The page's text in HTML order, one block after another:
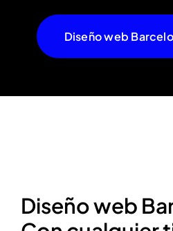
Diseño web
Diseño web